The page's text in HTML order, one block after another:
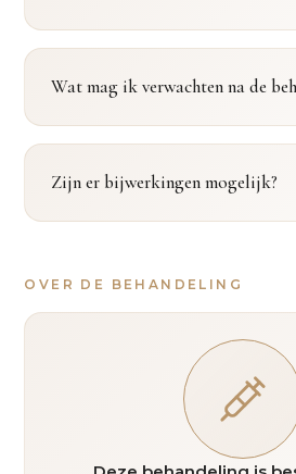
Wat mag ik verwachten na de
Zijn er bijwerkingen mogelijk?
OVER DE BEHANDELING